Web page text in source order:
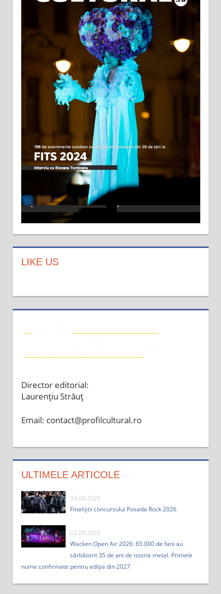
LIKE US
Director editorial:
Laurențiu Străuț
Email: contact@profilcultural.ro
ULTIMELE ARTICOLE
04.08.2026
Finaliștii concursului Posada Rock 2026
02.08.2026
Wacken Open Air 2026: 85.000 de fani au
sărbătorit 35 de ani de istorie metal. Primele
nume confirmate pentru ediția din 2027